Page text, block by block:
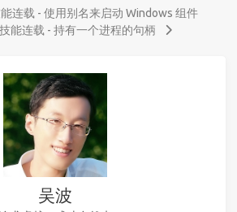
连载 - 使用别名来启动 Windows 组件
能连载 - 持有一个进程的句柄
吴波